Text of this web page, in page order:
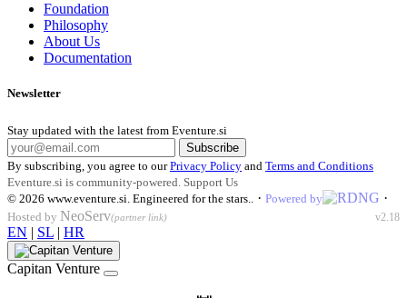
Foundation
Philosophy
About Us
Documentation
Newsletter
Stay updated with the latest from Eventure.si
Subscribe
By subscribing, you agree to ourPrivacy Policy and Terms and Conditions
Eventure.si is community-powered. Support Us
© 2026 www.eventure.si Engineered for the stars. · Powered by ·
Hosted by NeoServ(partner link) v2.18
EN | SL | HR
Capitan Venture